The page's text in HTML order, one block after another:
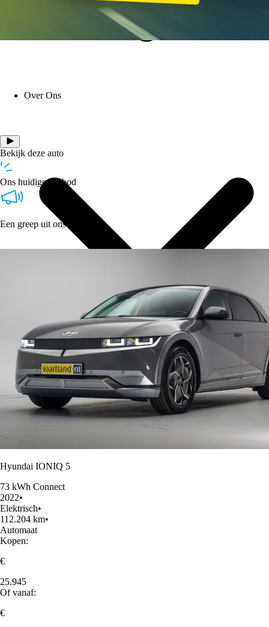
Over Ons
Bekijk deze auto
Ons huidige aanbod
Een greep uit ons aanbod
Hyundai IONIQ 5
73 kWh Connect
2022•
Elektrisch•
112.204 km•
Automaat
Kopen:
€
25.945
Of vanaf:
€